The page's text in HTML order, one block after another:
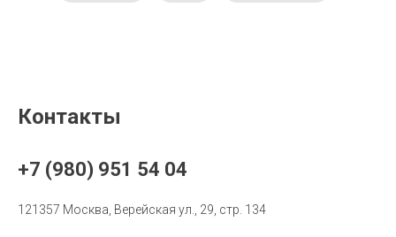
Контакты
+7 (980) 951 54 04
121357 Москва, Верейская ул., 29, стр. 134